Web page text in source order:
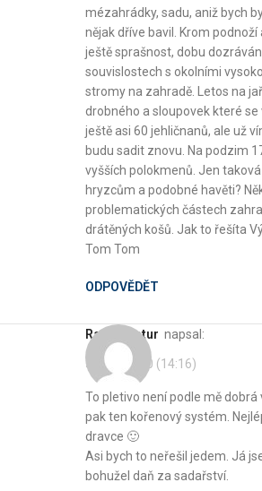
mézahrádky, sadu, aniž bych
nějak dříve bavil. Krom podnoží
ještě sprašnost, dobu
souvislostech s okolními
stromy na zahradě. Letos na
drobného a sloupovek které se
ještě asi 60 jehličnanů, ale už
budu sadit znovu. Na podzim
vyšších polokmenů. Jen
hryzcům a podobné havěti?
problematických částech
drátěných košů. Jak to řešíta
Tom Tom
ODPOVĚDĚT
Radek Botur napsal:
30. 11. 2020 (14:16)
To pletivo není podle mě
pak ten kořenový systém.
dravce 🙂
Asi bych to neřešil jedem. Já
bohužel daň za sadařství.